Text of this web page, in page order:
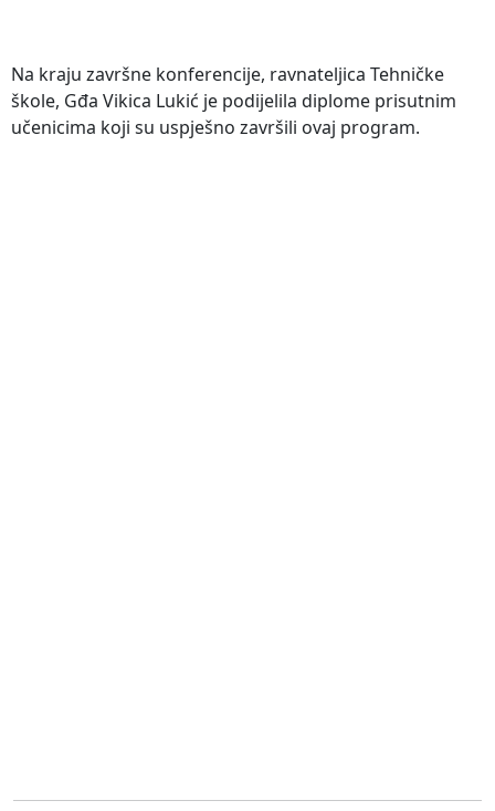
Na kraju završne konferencije, ravnateljica Tehničke
škole, Gđa Vikica Lukić je podijelila diplome prisutnim
učenicima koji su uspješno završili ovaj program.